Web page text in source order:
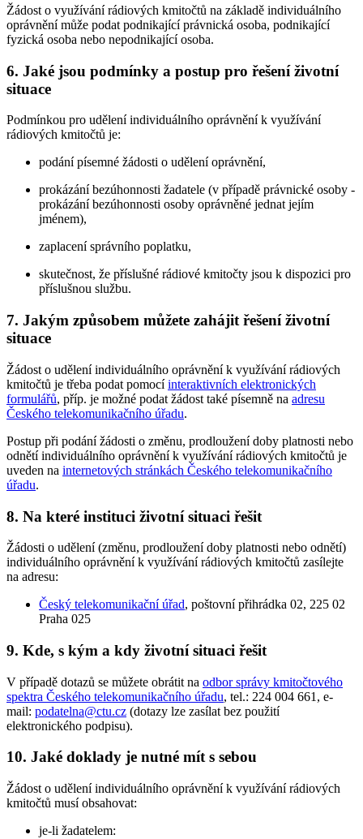
Žádost o využívání rádiových kmitočtů na základě individuálního
oprávnění může podat podnikající právnická osoba, podnikající
fyzická osoba nebo nepodnikající osoba.
6. Jaké jsou podmínky a postup pro řešení životní
situace
Podmínkou pro udělení individuálního oprávnění k využívání
rádiových kmitočtů je:
podání písemné žádosti o udělení oprávnění,
prokázání bezúhonnosti žadatele (v případě právnické osoby -
prokázání bezúhonnosti osoby oprávněné jednat jejím
jménem),
zaplacení správního poplatku,
skutečnost, že příslušné rádiové kmitočty jsou k dispozici pro
příslušnou službu.
7. Jakým způsobem můžete zahájit řešení životní
situace
Žádost o udělení individuálního oprávnění k využívání rádiových
kmitočtů je třeba podat pomocíinteraktivních elektronických
formulářů, příp. je možné podat žádost také písemně na adresu
Českého telekomunikačního úřadu.
Postup při podání žádosti o změnu, prodloužení doby platnosti nebo
odnětí individuálního oprávnění k využívání rádiových kmitočtů je
uveden na internetových stránkách Českého telekomunikačního
úřadu.
8. Na které instituci životní situaci řešit
Žádosti o udělení (změnu, prodloužení doby platnosti nebo odnětí)
individuálního oprávnění k využívání rádiových kmitočtů zasílejte
na adresu:
Český telekomunikační úřad, poštovní přihrádka 02, 225 02
Praha 025
9. Kde, s kým a kdy životní situaci řešit
V případě dotazů se můžete obrátit na odbor správy kmitočtového
spektra Českého telekomunikačního úřadu, tel.: 224 004 661, e-
mail: podatelna@ctu.cz (dotazy lze zasílat bez použití
elektronického podpisu).
10. Jaké doklady je nutné mít s sebou
Žádost o udělení individuálního oprávnění k využívání rádiových
kmitočtů musí obsahovat:
je-li žadatelem: